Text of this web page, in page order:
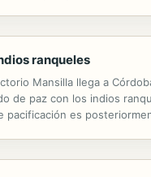
ranqueles
Mansilla llega a
de paz con los indios
pacificación es